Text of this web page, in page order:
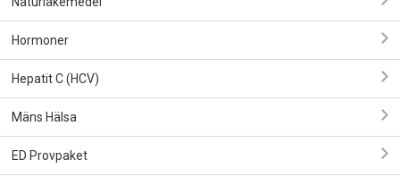
Hormoner
Hepatit C (HCV)
Mäns Hälsa
ED Provpaket